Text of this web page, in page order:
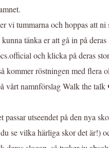
vi tummarna och hoppas att ni
tänka er att gå in på
och klicka på deras
kommer röstningen med flera
vårt namnförslag Walk the
passar utseendet på den nya
se vilka härliga skor det är!)